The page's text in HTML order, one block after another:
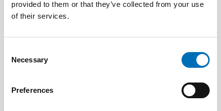
provided to them or that they’ve collected from your use
of their services.
Selection
Necessary
Preferences